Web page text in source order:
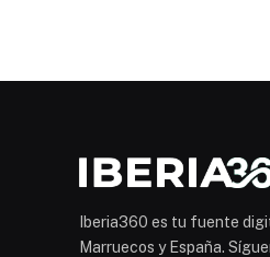
Iberia360 es tu fuente
Marruecos y España.